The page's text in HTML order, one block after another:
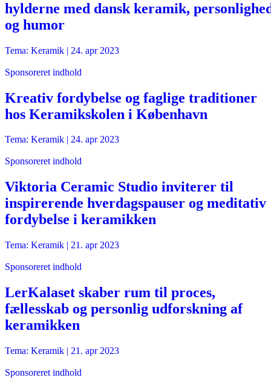
hylderne med dansk keramik,
og humor
Tema: Keramik | 24. apr 2023
Sponsoreret indhold
Kreativ fordybelse og faglige traditioner
hos Keramikskolen i København
Tema: Keramik | 24. apr 2023
Sponsoreret indhold
Viktoria Ceramic Studio inviterer til
inspirerende hverdagspauser og meditativ
fordybelse i keramikken
Tema: Keramik | 21. apr 2023
Sponsoreret indhold
LerKalaset skaber rum til proces,
fællesskab og personlig udforskning af
keramikken
Tema: Keramik | 21. apr 2023
Sponsoreret indhold